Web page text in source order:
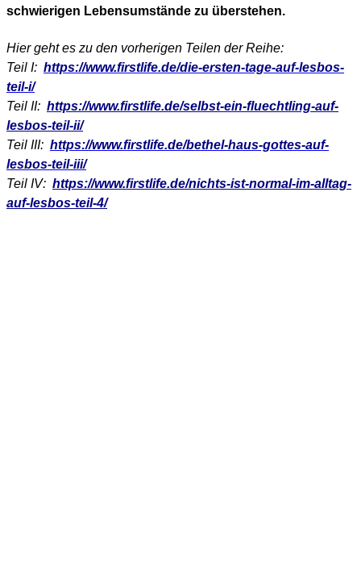
schwierigen Lebensumstände zu überstehen.
Hier geht es zu den vorherigen Teilen der Reihe:
Teil I: https://www.firstlife.de/die-ersten-tage-auf-lesbos-
teil-i/
Teil II: https://www.firstlife.de/selbst-ein-fluechtling-auf-
lesbos-teil-ii/
Teil III: https://www.firstlife.de/bethel-haus-gottes-auf-
lesbos-teil-iii/
Teil IV: https://www.firstlife.de/nichts-ist-normal-im-alltag-
auf-lesbos-teil-4/